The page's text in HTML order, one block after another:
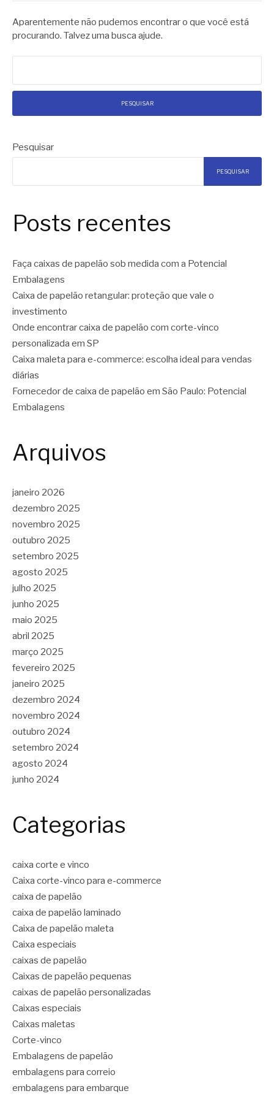
Aparentemente não pudemos encontrar o que você está
procurando. Talvez uma busca ajude.
Pesquisar
PESQUISAR
Posts recentes
Faça caixas de papelão sob medida com a Potencial
Embalagens
Caixa de papelão retangular: proteção que vale o
investimento
Onde encontrar caixa de papelão com corte-vinco
personalizada em SP
Caixa maleta para e-commerce: escolha ideal para vendas
diárias
Fornecedor de caixa de papelão em São Paulo: Potencial
Embalagens
Arquivos
janeiro 2026
dezembro 2025
novembro 2025
outubro 2025
setembro 2025
agosto 2025
julho 2025
junho 2025
maio 2025
abril 2025
março 2025
fevereiro 2025
janeiro 2025
dezembro 2024
novembro 2024
outubro 2024
setembro 2024
agosto 2024
junho 2024
Categorias
caixa corte e vinco
Caixa corte-vinco para e-commerce
caixa de papelão
caixa de papelão laminado
Caixa de papelão maleta
Caixa especiais
caixas de papelão
Caixas de papelão pequenas
caixas de papelão personalizadas
Caixas especiais
Caixas maletas
Corte-vinco
Embalagens de papelão
embalagens para correio
embalagens para embarque